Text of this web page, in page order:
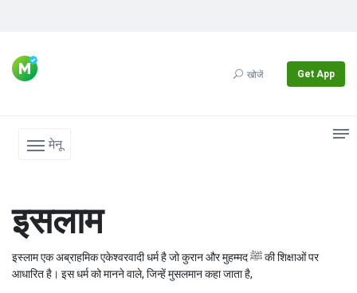
खोजें Get App
मेनू
इसलाम
इस्लाम एक अब्राहमिक एकेश्वरवादी धर्म है जो कुरान और मुहम्मद ﷺ की शिक्षाओं पर
आधारित है। इस धर्म को मानने वाले, जिन्हें मुसलमान कहा जाता है,